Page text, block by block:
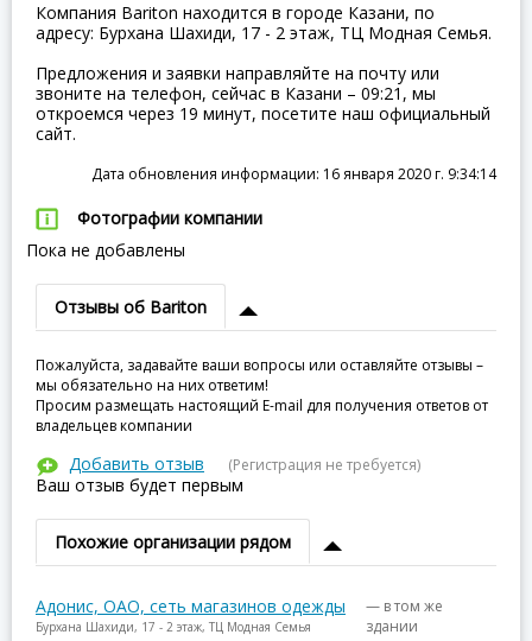
Компания Bariton находится в городе Казани, по
адресу: Бурхана Шахиди, 17 - 2 этаж, ТЦ Модная Семья.
Предложения и заявки направляйте на почту или
звоните на телефон, сейчас в Казани – 09:21, мы
откроемся через 19 минут, посетите наш официальный
сайт.
Дата обновления информации: 16 января 2020 г. 9:34:14
Фотографии компании
Пока не добавлены
Отзывы об Bariton
Пожалуйста, задавайте ваши вопросы или оставляйте отзывы –
мы обязательно на них ответим!
Просим размещать настоящий E-mail для получения ответов от
владельцев компании
Добавить отзыв (Регистрация не требуется)
Ваш отзыв будет первым
Похожие организации рядом
Адонис, ОАО, сеть магазинов одежды
Бурхана Шахиди, 17 - 2 этаж, ТЦ Модная Семья
— в том же
здании